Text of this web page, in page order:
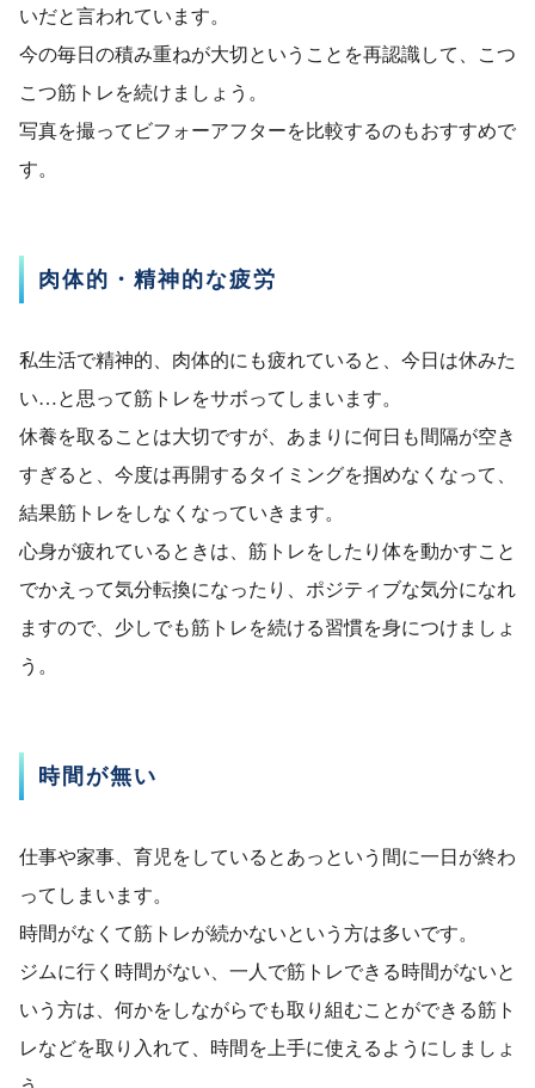
いだと言われています。
今の毎日の積み重ねが大切ということを再認識して、こつ
こつ筋トレを続けましょう。
写真を撮ってビフォーアフターを比較するのもおすすめで
す。
肉体的・精神的な疲労
私生活で精神的、肉体的にも疲れていると、今日は休みた
い…と思って筋トレをサボってしまいます。
休養を取ることは大切ですが、あまりに何日も間隔が空き
すぎると、今度は再開するタイミングを掴めなくなって、
結果筋トレをしなくなっていきます。
心身が疲れているときは、筋トレをしたり体を動かすこと
でかえって気分転換になったり、ポジティブな気分になれ
ますので、少しでも筋トレを続ける習慣を身につけましょ
う。
時間が無い
仕事や家事、育児をしているとあっという間に一日が終わ
ってしまいます。
時間がなくて筋トレが続かないという方は多いです。
ジムに行く時間がない、一人で筋トレできる時間がないと
いう方は、何かをしながらでも取り組むことができる筋ト
レなどを取り入れて、時間を上手に使えるようにしましょ